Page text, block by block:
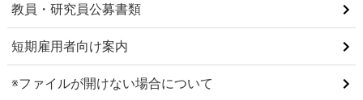
教員・研究員公募書類
短期雇用者向け案内
※ファイルが開けない場合について